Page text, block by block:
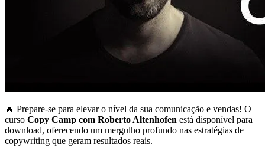
🔥 Prepare-se para elevar o nível da sua comunicação e vendas! O
curso Copy Camp com Roberto Altenhofen está disponível para
download, oferecendo um mergulho profundo nas estratégias de
copywriting que geram resultados reais.